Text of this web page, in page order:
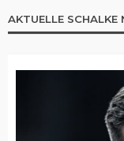
AKTUELLE SCHALKE